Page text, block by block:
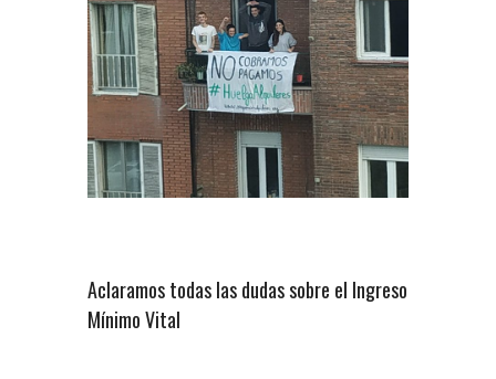
Aclaramos todas las dudas sobre el Ingreso
Mínimo Vital